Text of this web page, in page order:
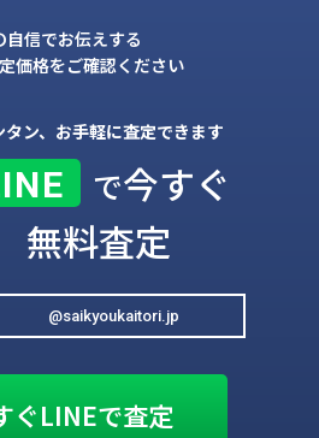
自信でお伝えする
価格をご確認ください
タン、お手軽に査定できます
で今すぐ
無料査定
@saikyoukaitori.jp
ぐLINEで査定